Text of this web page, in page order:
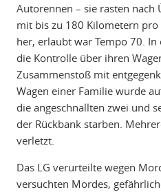
Autorennen – sie rasten nach
mit bis zu 180 Kilometern
her, erlaubt war Tempo 70.
die Kontrolle über ihren
Zusammenstoß mit
Wagen einer Familie wurde
die angeschnallten zwei und
der Rückbank starben.
verletzt.
Das LG verurteilte wegen
versuchten Mordes,